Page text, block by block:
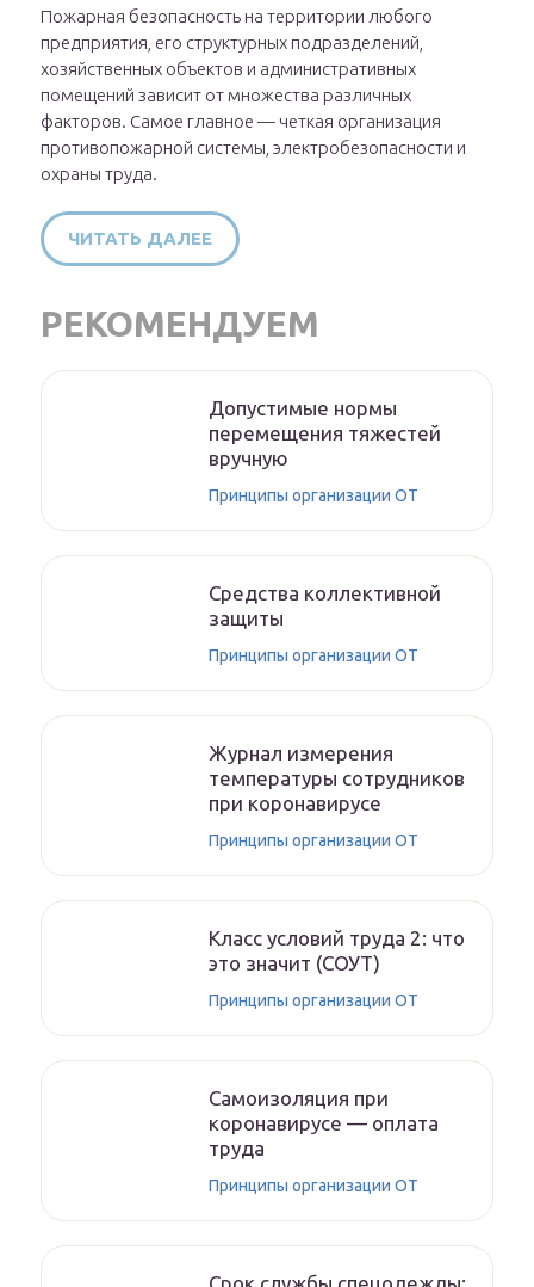
Пожарная безопасность на территории любого
предприятия, его структурных подразделений,
хозяйственных объектов и административных
помещений зависит от множества различных
факторов. Самое главное — четкая организация
противопожарной системы, электробезопасности и
охраны труда.
ЧИТАТЬ ДАЛЕЕ
РЕКОМЕНДУЕМ
Допустимые нормы
перемещения тяжестей
вручную
Принципы организации ОТ
Средства коллективной
защиты
Принципы организации ОТ
Журнал измерения
температуры сотрудников
при коронавирусе
Принципы организации ОТ
Класс условий труда 2: что
это значит (СОУТ)
Принципы организации ОТ
Самоизоляция при
коронавирусе — оплата
труда
Принципы организации ОТ